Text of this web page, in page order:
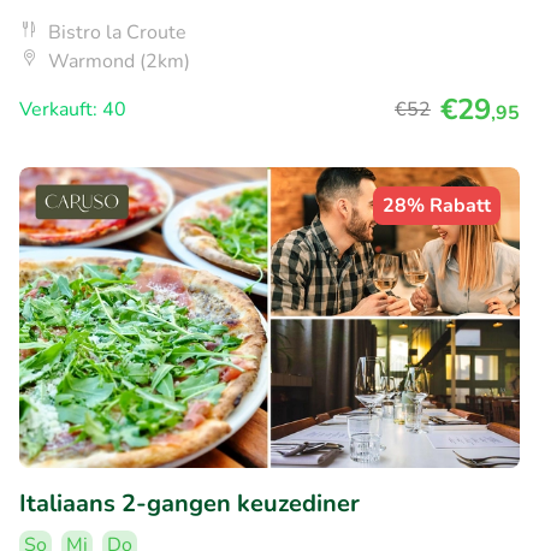
Bistro la Croute
Warmond (2km)
Verkauft: 40
€52 €29,95
28% Rabatt
Italiaans 2-gangen keuzediner
So Mi Do